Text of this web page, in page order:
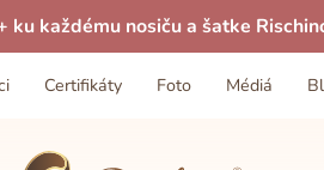
ku každému nosiču a šatke
Certifikáty Foto Médiá